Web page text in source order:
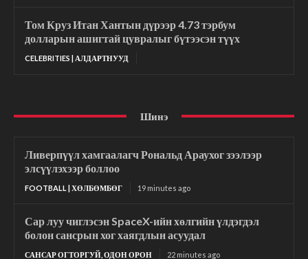
Том Круз Итан Хантын дүрээр 4.73 тэрбум
долларын ашигтай цувралыг бүтээсэн түүх
CELEBRITIES | АЛДАРТНУУД
Шинэ
Ливерпүүл хамгаалагч Рональд Араухог зээлээр
элсүүлэхээр боллоо
FOOTBALL | ХӨЛБӨМБӨГ 19 minutes ago
Сар луу чиглэсэн SpaceX-ийн хөлгийн үлдэгдэл
болон сансрын хог хаягдлын асуудал
САНСАР ОГТОРГУЙ, ОДОН ОРОН 22 minutes ago